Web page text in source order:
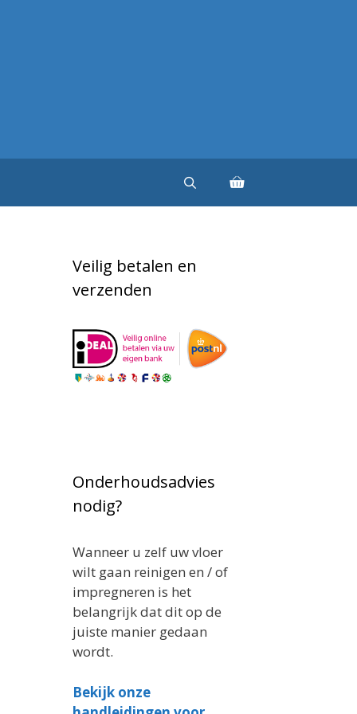
Veilig betalen en
verzenden
Onderhoudsadvies
nodig?
Wanneer u zelf uw vloer
wilt gaan reinigen en / of
impregneren is het
belangrijk dat dit op de
juiste manier gedaan
wordt.
Bekijk onze